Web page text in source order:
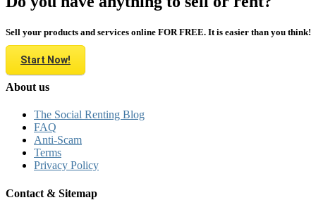
Sell your products and services online FOR FREE. It is easier than you think!
Start Now!
About us
The Social Renting Blog
FAQ
Anti-Scam
Terms
Privacy Policy
Contact & Sitemap